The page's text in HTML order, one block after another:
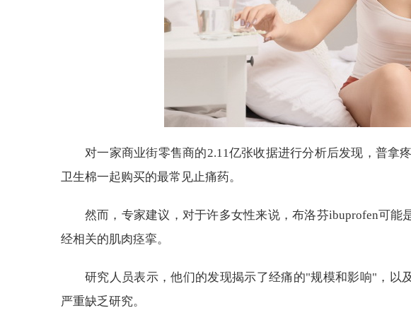
对一家商业街零售商的2.11亿张收据进行分析后发现，普拿
卫生棉一起购买的最常见止痛药。
然而，专家建议，对于许多女性来说，布洛芬ibuprofen可能
经相关的肌肉痉挛。
研究人员表示，他们的发现揭示了经痛的"规模和影响"，
严重缺乏研究。